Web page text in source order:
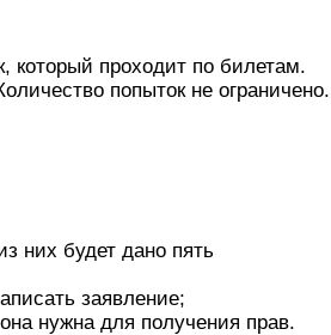
который проходит по билетам.
попыток не ограничено.
них будет дано пять
заявление;
нужна для получения прав.